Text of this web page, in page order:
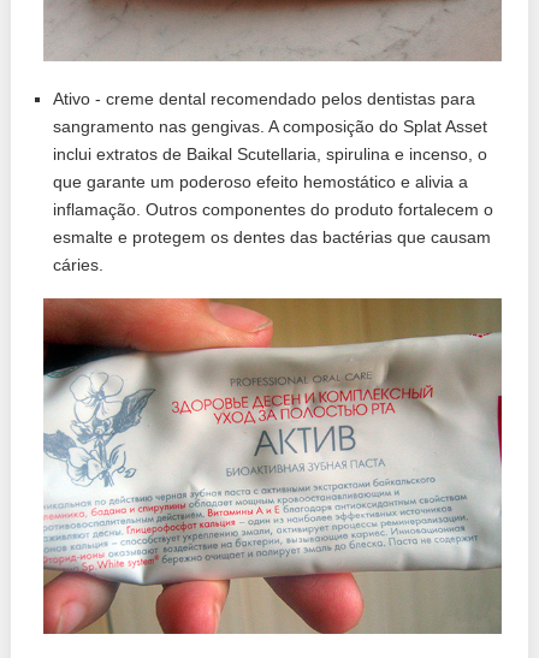
Ativo - creme dental recomendado pelos dentistas para
sangramento nas gengivas. A composição do Splat Asset
inclui extratos de Baikal Scutellaria, spirulina e incenso, o
que garante um poderoso efeito hemostático e alivia a
inflamação. Outros componentes do produto fortalecem o
esmalte e protegem os dentes das bactérias que causam
cáries.